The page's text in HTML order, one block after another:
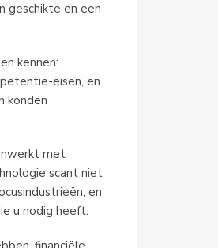
geschikte en een
kennen:
eisen, en
konden
met
scant niet
en
u nodig heeft.